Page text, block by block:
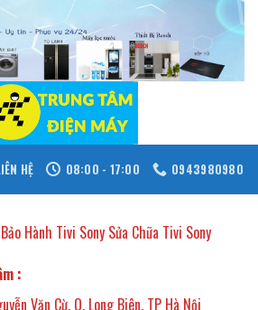
HỆ 08:00 - 17:00 0943980980
Hành Tivi Sony Sửa Chữa Tivi Sony
:
Văn Cừ, Q. Long Biên, TP Hà Nội